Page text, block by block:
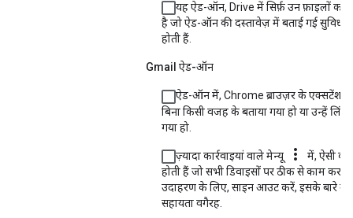
यह ऐड-ऑन, Drive में सिर्फ़ उन फ़ाइलों को
है जो ऐड-ऑन की दस्तावेज़ में बताई गई
होती हैं.
Gmail ऐड-ऑन
ऐड-ऑन में, Chrome ब्राउज़र के एक्सटेंशन
बिना किसी वजह के बताया गया हो या उन्हें लिंक
गया हो.
ज़्यादा कार्रवाइयां वाले मेन्यू more_vert
में, ऐसी
होती हैं जो सभी डिवाइसों पर ठीक से काम करती
उदाहरण के लिए, साइन आउट करें, इसके बारे में
सहायता वगैरह.